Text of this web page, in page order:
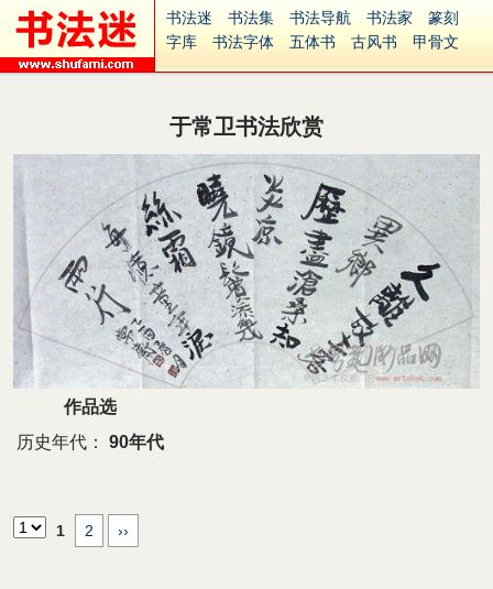
书法迷 书法集 书法导航 书法家
篆刻
字库
书法字体 五体书 古风书
甲骨文
集字
字形 大字 篆刻之家
古籍
中医 象棋 游戏
起名
识字 英语 印章
字体下载
免费字体 中文字体
英文字体
Ai矢量
P图宝 南无阿弥陀佛
意见反馈
安全网站
捐赠 繁體版
于常卫书法欣赏
作品选
历史年代：
90年代
1 2 ››